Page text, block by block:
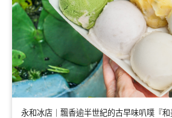
永和冰店｜飄香逾半世紀的古早味叭噗『和